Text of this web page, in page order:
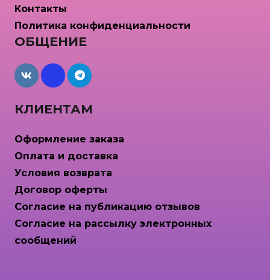
КЛИЕНТАМ
Оформление заказа
Оплата и доставка
Условия возврата
Договор оферты
Согласие на публикацию отзывов
Согласие на рассылку электронных
сообщений
ОБЩЕНИЕ
maxcdn
Контакты
Политика конфиденциальности